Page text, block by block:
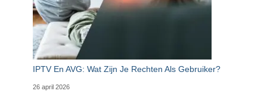
IPTV En AVG: Wat Zijn Je Rechten Als Gebruiker?
26 april 2026